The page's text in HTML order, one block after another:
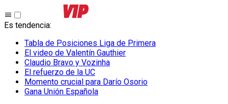
Es tendencia:
Tabla de Posiciones Liga de Primera
El video de Valentín Gauthier
Claudio Bravo y Vozinha
El refuerzo de la UC
Momento crucial para Darío Osorio
Gana Unión Española